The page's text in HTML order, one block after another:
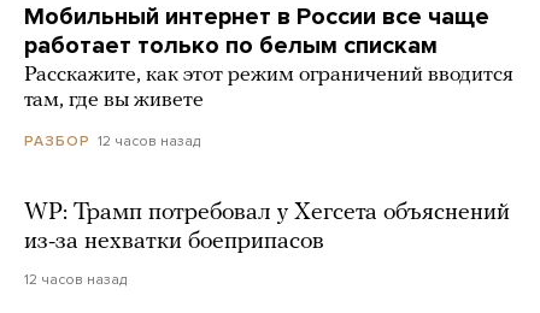
Мобильный интернет в России все чаще
работает только по белым спискам
Расскажите, как этот режим ограничений вводится
там, где вы живете
РАЗБОР 12 часов назад
WP: Трамп потребовал у Хегсета объяснений
из-за нехватки боеприпасов
12 часов назад